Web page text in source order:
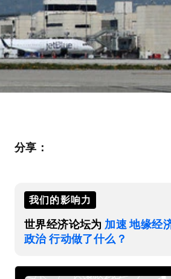
分享：
我们的影响力
世界经济论坛为 加速 地缘经
政治 行动做了什么？